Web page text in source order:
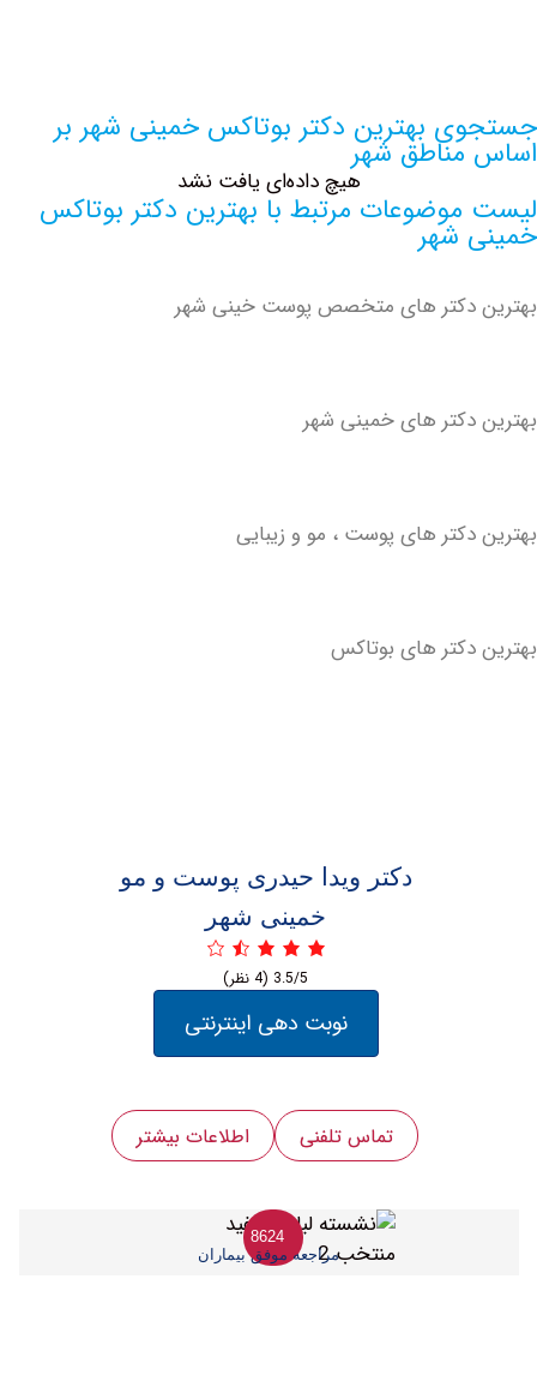
بهترین دکتر بوتاکس خمینی شهر بر
شهر
هیچ داده‌ای یافت نشد
مرتبط با بهترین دکتر بوتاکس
شهر
دکتر های متخصص پوست خینی شهر
های خمینی شهر
های پوست ، مو و زیبایی
های بوتاکس
دکتر ویدا حیدری پوست و مو
خمینی شهر
نوبت دهی اینترنتی
تماس تلفنی اطلاعات بیشتر
مراجعه موفق بیماران